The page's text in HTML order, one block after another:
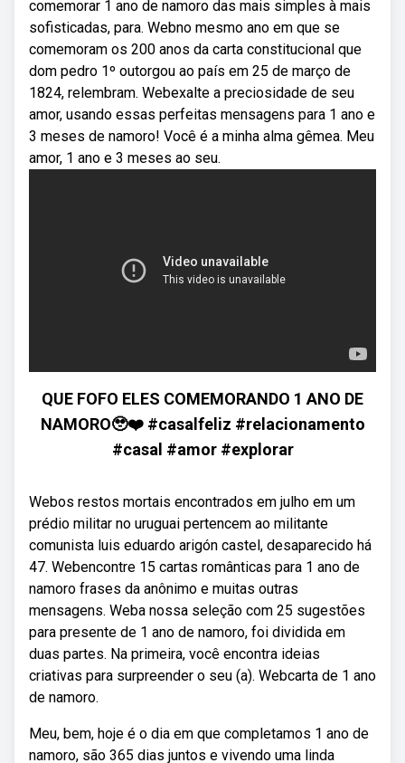
comemorar 1 ano de namoro das mais simples à mais
sofisticadas, para. Webno mesmo ano em que se
comemoram os 200 anos da carta constitucional que
dom pedro 1º outorgou ao país em 25 de março de
1824, relembram. Webexalte a preciosidade de seu
amor, usando essas perfeitas mensagens para 1 ano e
3 meses de namoro! Você é a minha alma gêmea. Meu
amor, 1 ano e 3 meses ao seu.
QUE FOFO ELES COMEMORANDO 1 ANO DE
NAMORO🥹❤️ #casalfeliz #relacionamento
#casal #amor #explorar
Webos restos mortais encontrados em julho em um
prédio militar no uruguai pertencem ao militante
comunista luis eduardo arigón castel, desaparecido há
47. Webencontre 15 cartas românticas para 1 ano de
namoro frases da anônimo e muitas outras
mensagens. Weba nossa seleção com 25 sugestões
para presente de 1 ano de namoro, foi dividida em
duas partes. Na primeira, você encontra ideias
criativas para surpreender o seu (a). Webcarta de 1 ano
de namoro.
Meu, bem, hoje é o dia em que completamos 1 ano de
namoro, são 365 dias juntos e vivendo uma linda